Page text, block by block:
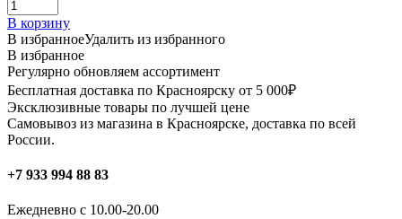
В корзину
В избранноеУдалить из избранного
В избранное
Регулярно обновляем ассортимент
Бесплатная доставка по Красноярску от 5 000₽
Эксклюзивные товары по лучшей цене
Самовывоз из магазина в Красноярске, доставка по всей
России.
+7 933 994 88 83
Ежедневно с 10.00-20.00